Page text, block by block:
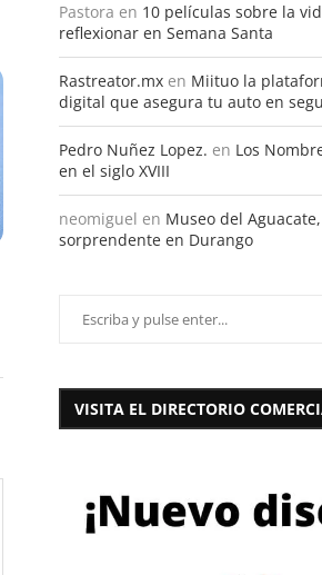
Pastora en 10 películas sobre la
reflexionar en Semana Santa
Rastreator.mx en Miituo la
digital que asegura tu auto en
Pedro Nuñez Lopez. en Los
en el siglo XVIII
neomiguel en Museo del
sorprendente en Durango
VISITA EL DIRECTORIO